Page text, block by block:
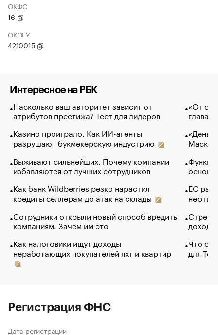
ОКФС
16
ОКОГУ
4210015
Интересное на РБК
Насколько ваш авторитет зависит от
атрибутов престижа? Тест для лидеров
Казино проиграло. Как ИИ-агенты
разрушают букмекерскую индустрию
Выживают сильнейших. Почему компании
избавляются от лучших сотрудников
Как банк Wildberries резко нарастил
кредиты селлерам до атак на склады
Сотрудники открыли новый способ вредить
компаниям. Зачем им это
Как налоговики ищут доходы
неработающих покупателей яхт и квартир
«От
глава
Маск в
основ
ЕС
нефти
Что
для
Регистрация ФНС
Дата регистрации